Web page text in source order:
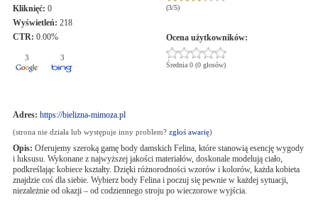
Kliknięć: 0
Wyświetleń: 218
CTR: 0.00%
3 3
(3/5)
Ocena użytkowników:
Średnia 0 (0 głosów)
Adres: https://bielizna-mimoza.pl
(strona nie działa lub występuje inny problem? zgłoś awarię)
Opis: Oferujemy szeroką gamę body damskich Felina, które stanowią esencję wygody
i luksusu. Wykonane z najwyższej jakości materiałów, doskonale modelują ciało,
podkreślając kobiece kształty. Dzięki różnorodności wzorów i kolorów, każda kobieta
znajdzie coś dla siebie. Wybierz body Felina i poczuj się pewnie w każdej sytuacji,
niezależnie od okazji – od codziennego stroju po wieczorowe wyjścia.